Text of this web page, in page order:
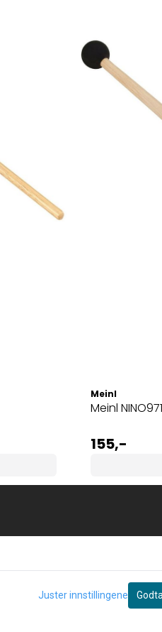
Meinl
Meinl
155,-
Juster innstillingene